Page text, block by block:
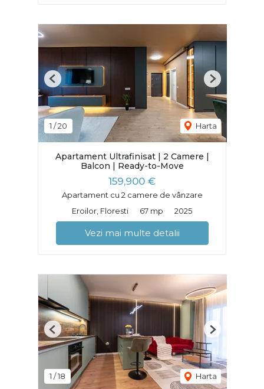
1 /20 Harta
Previous Next
Apartament Ultrafinisat | 2 Camere |
Balcon | Ready-to-Move
159,900 €
Apartament cu 2 camere de vânzare
Eroilor, Floresti
67 mp 2025
Vezi mai multe detalii
1 /18 Harta
Previous Next